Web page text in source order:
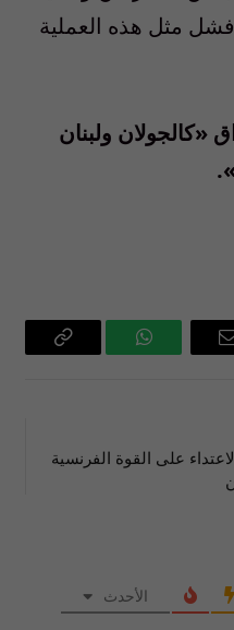
فشل مثل هذه العملية
«كالجولان ولبنان
البريد
واتساب
Copy
على القوة الفرنسية
الأحدث